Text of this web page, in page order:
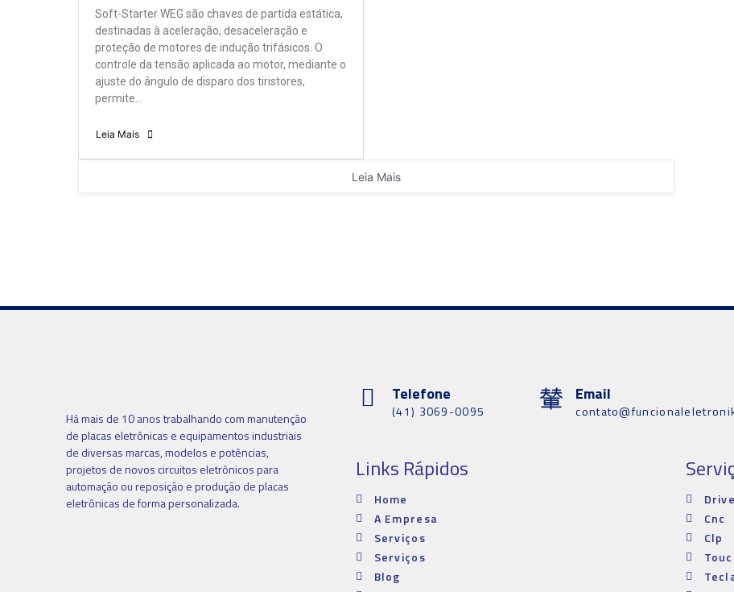
Soft-Starter WEG são chaves de partida estática,
destinadas à aceleração, desaceleração e
proteção de motores de indução trifásicos. O
controle da tensão aplicada ao motor, mediante o
ajuste do ângulo de disparo dos tiristores,
permite...
Leia Mais
Leia Mais
Há mais de 10 anos trabalhando com manutenção
de placas eletrônicas e equipamentos industriais
de diversas marcas, modelos e potências,
projetos de novos circuitos eletrônicos para
automação ou reposição e produção de placas
eletrônicas de forma personalizada.
Telefone
(41) 3069-0095
Email
Links Rápidos
Home
A Empresa
Serviços
Serviços
Blog
Drive
Cnc
Clp